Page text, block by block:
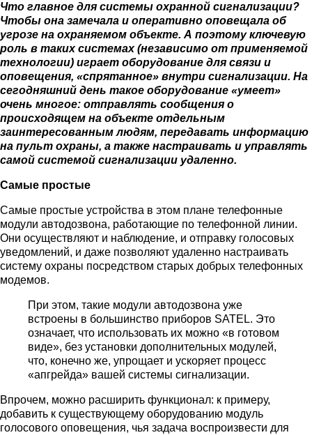
Что главное для системы охранной сигнализации?
Чтобы она замечала и оперативно оповещала об
угрозе на охраняемом объекте. А поэтому ключевую
роль в таких системах (независимо от применяемой
технологии) играет оборудование для связи и
оповещения, «спрятанное» внутри сигнализации. На
сегодняшний день такое оборудование «умеет»
очень многое: отправлять сообщения о
происходящем на объекте отдельным
заинтересованным людям, передавать информацию
на пульт охраны, а также настраивать и управлять
самой системой сигнализации удаленно.
Самые простые
Самые простые устройства в этом плане телефонные
модули автодозвона, работающие по телефонной линии.
Они осуществляют и наблюдение, и отправку голосовых
уведомлений, и даже позволяют удаленно настраивать
систему охраны посредством старых добрых телефонных
модемов.
При этом, такие модули автодозвона уже
встроены в большинство приборов SATEL. Это
означает, что использовать их можно «в готовом
виде», без установки дополнительных модулей,
что, конечно же, упрощает и ускоряет процесс
«апгрейда» вашей системы сигнализации.
Впрочем, можно расширить функционал: к примеру,
добавить к существующему оборудованию модуль
голосового оповещения, чья задача воспроизвести для